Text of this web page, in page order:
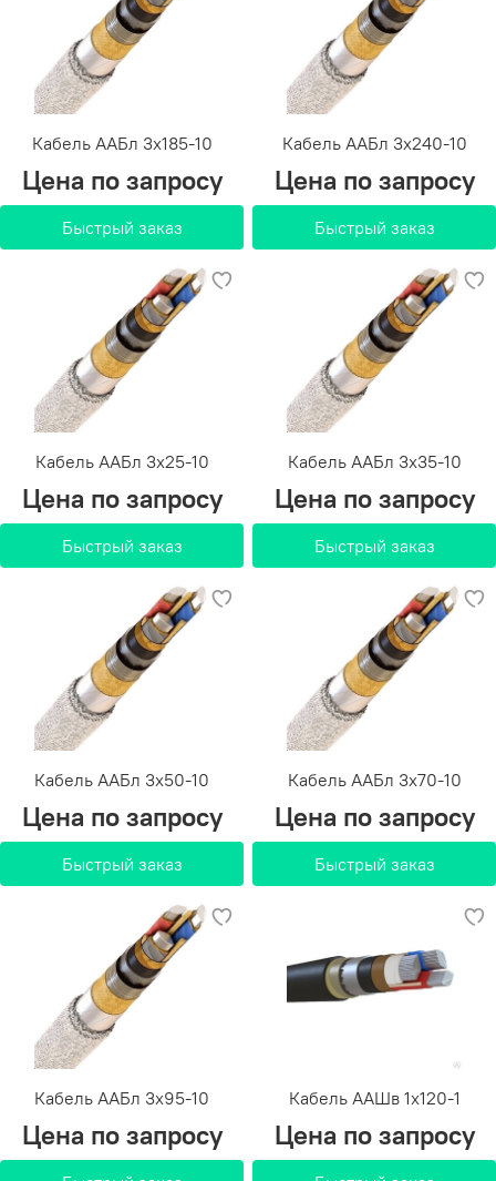
Кабель ААБл 3х185-10
Цена по запросу
Быстрый заказ
Кабель ААБл 3х240-10
Цена по запросу
Быстрый заказ
Кабель ААБл 3х25-10
Цена по запросу
Быстрый заказ
Кабель ААБл 3х35-10
Цена по запросу
Быстрый заказ
Кабель ААБл 3х50-10
Цена по запросу
Быстрый заказ
Кабель ААБл 3х70-10
Цена по запросу
Быстрый заказ
Кабель ААБл 3х95-10
Цена по запросу
Кабель ААШв 1х120-1
Цена по запросу